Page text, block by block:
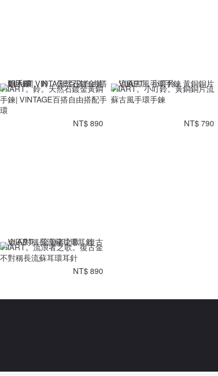
VIIART。鈴。天然石鍍金黃銅
手鍊| VINTAGE百搭自由搭配手
環
NT$ 890
VIIART。小叮鈴。黃銅銅片流
蘇古風手環手鍊
NT$ 790
VIIART。流浪者之歌。復古金
不對稱長流蘇耳環耳針
NT$ 890